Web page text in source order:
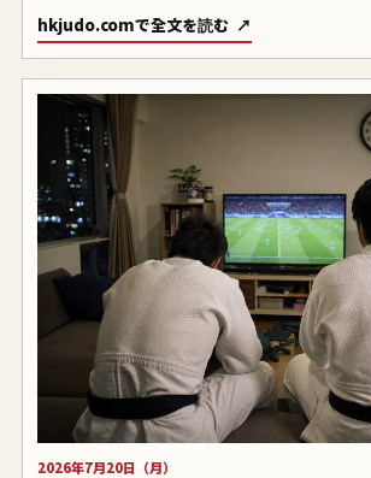
hkjudo.comで全文を読む
2026年7月20日（月）